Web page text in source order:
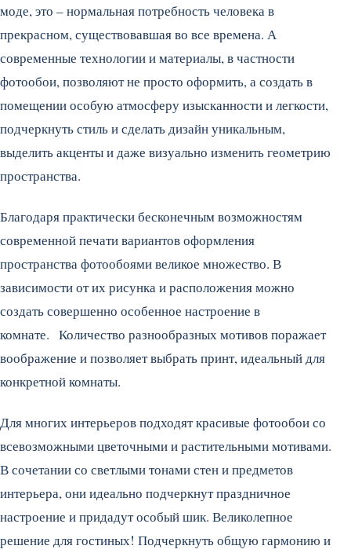
моде, это – нормальная потребность человека в
прекрасном, существовавшая во все времена. А
современные технологии и материалы, в частности
фотообои, позволяют не просто оформить, а создать в
помещении особую атмосферу изысканности и легкости,
подчеркнуть стиль и сделать дизайн уникальным,
выделить акценты и даже визуально изменить геометрию
пространства.
Благодаря практически бесконечным возможностям
современной печати вариантов оформления
пространства фотообоями великое множество. В
зависимости от их рисунка и расположения можно
создать совершенно особенное настроение в
комнате. Количество разнообразных мотивов поражает
воображение и позволяет выбрать принт, идеальный для
конкретной комнаты.
Для многих интерьеров подходят красивые фотообои со
всевозможными цветочными и растительными мотивами.
В сочетании со светлыми тонами стен и предметов
интерьера, они идеально подчеркнут праздничное
настроение и придадут особый шик. Великолепное
решение для гостиных! Подчеркнуть общую гармонию и